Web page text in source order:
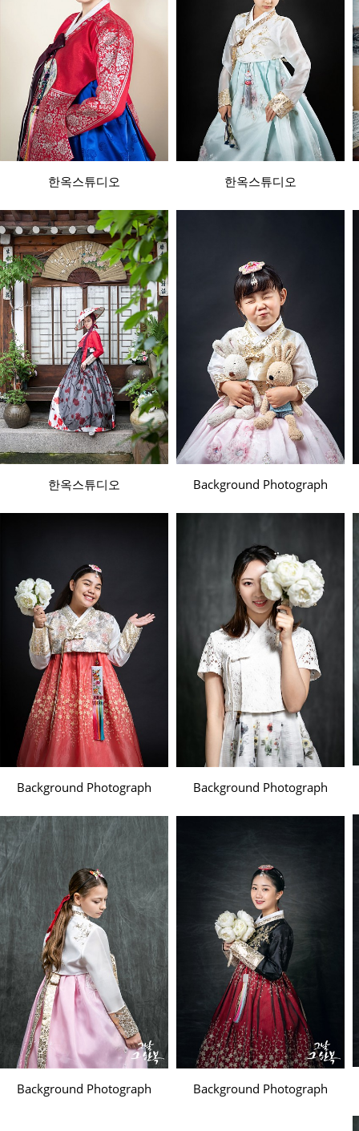
한옥스튜디오 한옥스튜디오
한옥스튜디오 Background Photograph
Background Photograph Background Photograph
Background Photograph Background Photograph